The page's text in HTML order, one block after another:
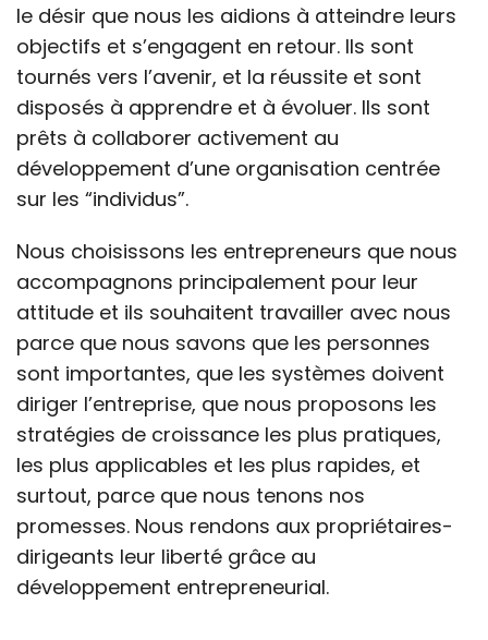
le désir que nous les aidions à atteindre leurs
objectifs et s’engagent en retour. Ils sont
tournés vers l’avenir, et la réussite et sont
disposés à apprendre et à évoluer. Ils sont
prêts à collaborer activement au
développement d’une organisation centrée
sur les “individus”.
Nous choisissons les entrepreneurs que nous
accompagnons principalement pour leur
attitude et ils souhaitent travailler avec nous
parce que nous savons que les personnes
sont importantes, que les systèmes doivent
diriger l’entreprise, que nous proposons les
stratégies de croissance les plus pratiques,
les plus applicables et les plus rapides, et
surtout, parce que nous tenons nos
promesses. Nous rendons aux propriétaires-
dirigeants leur liberté grâce au
développement entrepreneurial.